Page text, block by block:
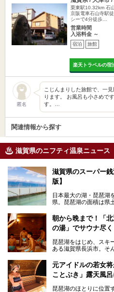
栗東駅10.32km 石
京阪電車石山寺駅
シーで4分徒歩…
営業時間
入浴料金 ～
宿泊 旅館
楽天トラベルの宿
匿名
こじんまりした旅館で、一
ります。 お風呂も小さめで
す。…
関連情報から探す
滋賀県のニフティ温泉ニュース
滋賀県のスーパー
版】
日本最大の湖・琵琶湖
県。琵琶湖の面積は県
して栄え、県内には世
指定されている彦根城
の史跡があります。
琵琶湖の雄大な景色を
朝から晩まで！「
の湯」でサウナ尽く
琵琶湖をはじめ、スキ
ある滋賀県長浜市。そ
今回は、「北近江リゾ
晩まで楽しめる過ごし
違いなしですよ。
元アイドルの若女
ことぶき」露天風
琵琶湖のほとりに位置